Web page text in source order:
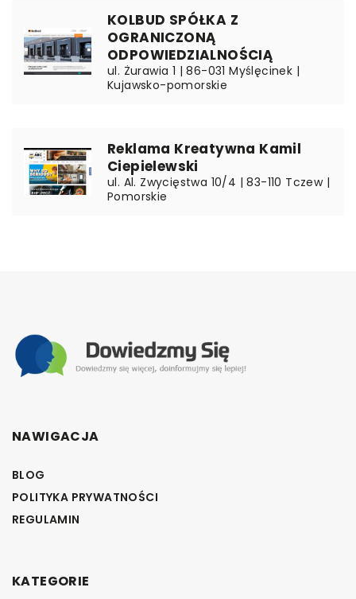
KOLBUD SPÓŁKA Z
OGRANICZONĄ
ODPOWIEDZIALNOŚCIĄ
ul. Żurawia 1 | 86-031 Myślęcinek |
Kujawsko-pomorskie
Reklama Kreatywna Kamil
Ciepielewski
ul. Al. Zwycięstwa 10/4 | 83-110 Tczew |
Pomorskie
NAWIGACJA
BLOG
POLITYKA PRYWATNOŚCI
REGULAMIN
KATEGORIE